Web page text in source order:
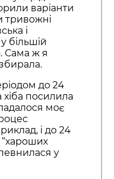
варіанти
тривожні
і
більшій
Сама ж я
до 24
хіба посилила
моє
і до 24
у